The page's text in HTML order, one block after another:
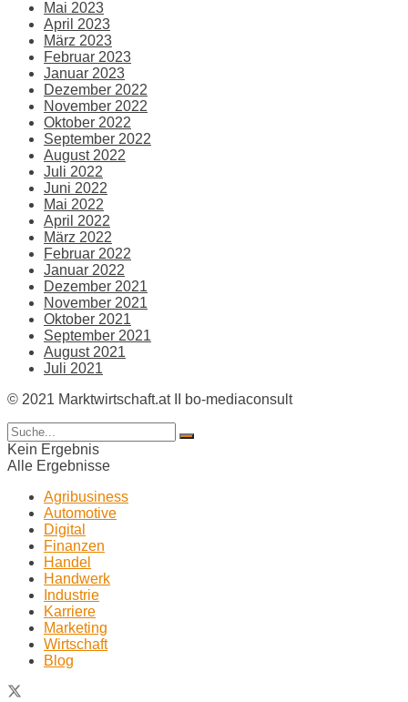
Mai 2023
April 2023
März 2023
Februar 2023
Januar 2023
Dezember 2022
November 2022
Oktober 2022
September 2022
August 2022
Juli 2022
Juni 2022
Mai 2022
April 2022
März 2022
Februar 2022
Januar 2022
Dezember 2021
November 2021
Oktober 2021
September 2021
August 2021
Juli 2021
© 2021 Marktwirtschaft.at II bo-mediaconsult
Kein Ergebnis
Alle Ergebnisse
Agribusiness
Automotive
Digital
Finanzen
Handel
Handwerk
Industrie
Karriere
Marketing
Wirtschaft
Blog